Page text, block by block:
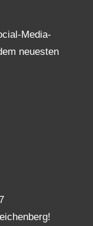
Media-
neuesten